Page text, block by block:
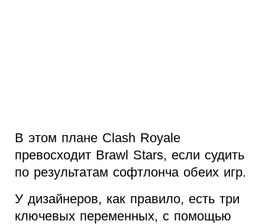
В этом плане Clash Royale
превосходит Brawl Stars, если судить
по результатам софтлонча обеих игр.
У дизайнеров, как правило, есть три
ключевых переменных, с помощью